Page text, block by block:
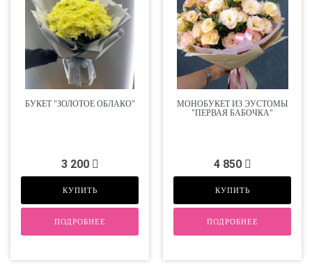
БУКЕТ "ЗОЛОТОЕ ОБЛАКО"
3 200
КУПИТЬ
ПОДРОБНЕЕ
МОНОБУКЕТ ИЗ ЭУСТОМЫ
"ПЕРВАЯ БАБОЧКА"
4 850
КУПИТЬ
ПОДРОБНЕЕ